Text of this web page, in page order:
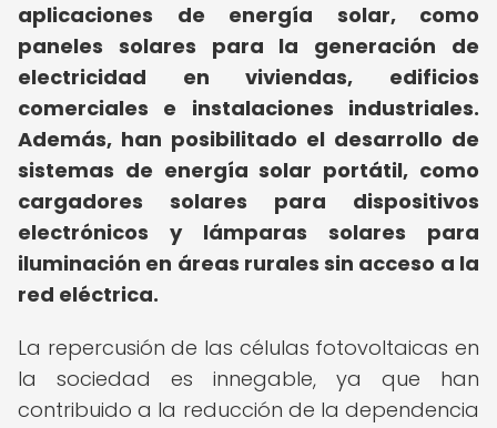
aplicaciones de energía solar, como
paneles solares para la generación de
electricidad en viviendas, edificios
comerciales e instalaciones industriales.
Además, han posibilitado el desarrollo de
sistemas de energía solar portátil, como
cargadores solares para dispositivos
electrónicos y lámparas solares para
iluminación en áreas rurales sin acceso a la
red eléctrica.
La repercusión de las células fotovoltaicas en
la sociedad es innegable, ya que han
contribuido a la reducción de la dependencia